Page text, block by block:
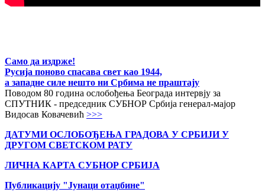
Само да издрже!
Русија поново спасава свет као 1944,
а западне силе нешто ни Србима не праштају
Поводом 80 година ослобођења Београда интервју за
СПУТНИК - председник СУБНОР Србија генерал-мајор
Видосав Ковачевић >>>
ДАТУМИ ОСЛОБОЂЕЊА ГРАДОВА У СРБИЈИ У
ДРУГОМ СВЕТСКОМ РАТУ
ЛИЧНА КАРТА СУБНОР СРБИЈА
Публикацију "Јунаци отаџбине"